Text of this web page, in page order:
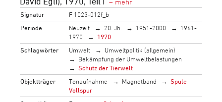
Signatur
F 1023-012f_b
Periode
Neuzeit 20. Jh. 1951-2000
1961-
1970
1970
Schlagwörter
Umwelt
Umweltpolitik (allgemein)
Bekämpfung der Umweltbelastungen
Schutz der Tierwelt
Objektträger
Tonaufnahme Magnetband
Spule
Vollspur